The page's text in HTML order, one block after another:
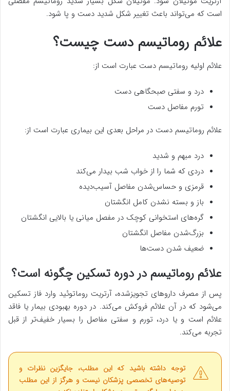
است که می‌تواند باعث تغییر شکل شدید دست‌ و پا شود.
علائم روماتیسم دست چیست؟
علائم اولیه روماتیسم دست عبارت است از:
درد و سفتی صبحگاهی دست
تورم مفاصل دست
علائم روماتیسم دست در مراحل بعدی این بیماری عبارت است از:
درد مبهم و شدید
دردی که شما را از خواب شب بیدار می‌کند
قرمزی و حساس‌شدن مفاصل آسیب‌دیده
باز و بسته نشدن کامل انگشتان
گره‌های استخوانی کوچک در مفصل میانی یا بالایی انگشتان
بزرگ‌شدن مفاصل انگشتان
ضعیف شدن دست‌ها
علائم روماتیسم در دوره تسکین چگونه است؟
پس از مصرف داروهای تجویزشده، آرتریت روماتوئید وارد فاز تسکین
می‌شود که در آن علائم فروکش می‌کند. در دوره بهبودی بیمار یا فاقد
علائم است و یا درد، تورم و سفتی مفاصل را بسیار خفیف‌تر از قبل
تجربه می‌کند.
توجه داشته باشید که این مطلب، جایگزین نظرات و
توصیه‌های تخصصی پزشکان نیست و هرگز از این مطلب